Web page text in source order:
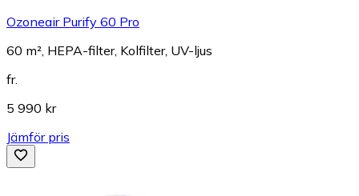
Ozoneair Purify 60 Pro
60 m², HEPA-filter, Kolfilter, UV-ljus
fr.
5 990 kr
Jämför pris